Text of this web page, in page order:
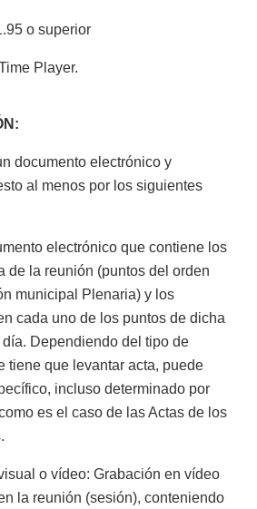
o superior
Player.
documento electrónico y
al menos por los siguientes
electrónico que contiene los
de la reunión (puntos del orden
municipal Plenaria) y los
cada uno de los puntos de dicha
Dependiendo del tipo de
tiene que levantar acta, puede
incluso determinado por
es el caso de las Actas de los
o vídeo: Grabación en vídeo
la reunión (sesión), conteniendo